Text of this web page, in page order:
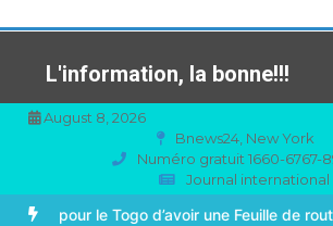
au
contenuL'information, la bonne!!!
August 8, 2026
Bnews24, New York
Numéro gratuit 1660-6767-
Journal international
REAL MADRID : Les révélations chocs de
TOGO : Sauver la mère devient un